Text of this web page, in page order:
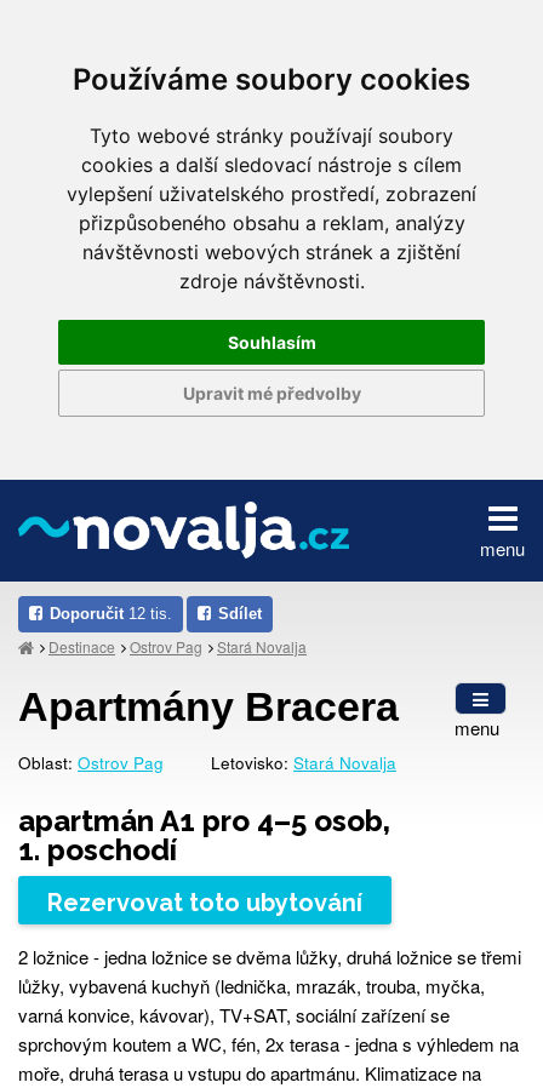
Používáme soubory cookies
Tyto webové stránky používají soubory
cookies a další sledovací nástroje s cílem
vylepšení uživatelského prostředí, zobrazení
přizpůsobeného obsahu a reklam, analýzy
návštěvnosti webových stránek a zjištění
zdroje návštěvnosti.
Souhlasím
Upravit mé předvolby
menu
Doporučit 12 tis. Sdílet
Destinace Ostrov Pag Stará Novalja
menu
Apartmány Bracera
Oblast: Ostrov Pag Letovisko: Stará Novalja
apartmán A1 pro 4–5 osob,
1. poschodí
Rezervovat toto ubytování
2 ložnice - jedna ložnice se dvěma lůžky, druhá ložnice se třemi
lůžky, vybavená kuchyň (lednička, mrazák, trouba, myčka,
varná konvice, kávovar), TV+SAT, sociální zařízení se
sprchovým koutem a WC, fén, 2x terasa - jedna s výhledem na
moře, druhá terasa u vstupu do apartmánu. Klimatizace na